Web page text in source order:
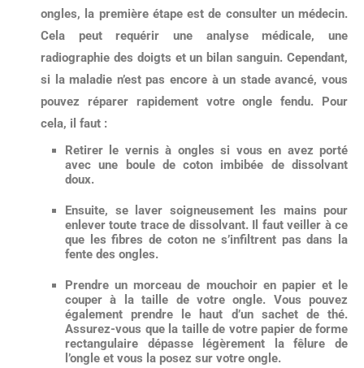
ongles, la première étape est de consulter un médecin.
Cela peut requérir une analyse médicale, une
radiographie des doigts et un bilan sanguin. Cependant,
si la maladie n’est pas encore à un stade avancé, vous
pouvez réparer rapidement votre ongle fendu. Pour
cela, il faut :
Retirer le vernis à ongles si vous en avez porté
avec une boule de coton imbibée de dissolvant
doux.
Ensuite, se laver soigneusement les mains pour
enlever toute trace de dissolvant. Il faut veiller à ce
que les fibres de coton ne s’infiltrent pas dans la
fente des ongles.
Prendre un morceau de mouchoir en papier et le
couper à la taille de votre ongle. Vous pouvez
également prendre le haut d’un sachet de thé.
Assurez-vous que la taille de votre papier de forme
rectangulaire dépasse légèrement la fêlure de
l’ongle et vous la posez sur votre ongle.